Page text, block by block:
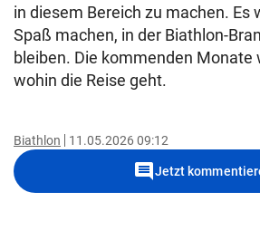
in diesem Bereich zu machen. Es
Spaß machen, in der Biathlon-
bleiben. Die kommenden Monate
wohin die Reise geht.
Biathlon 11.05.2026 09:12
commentJetzt